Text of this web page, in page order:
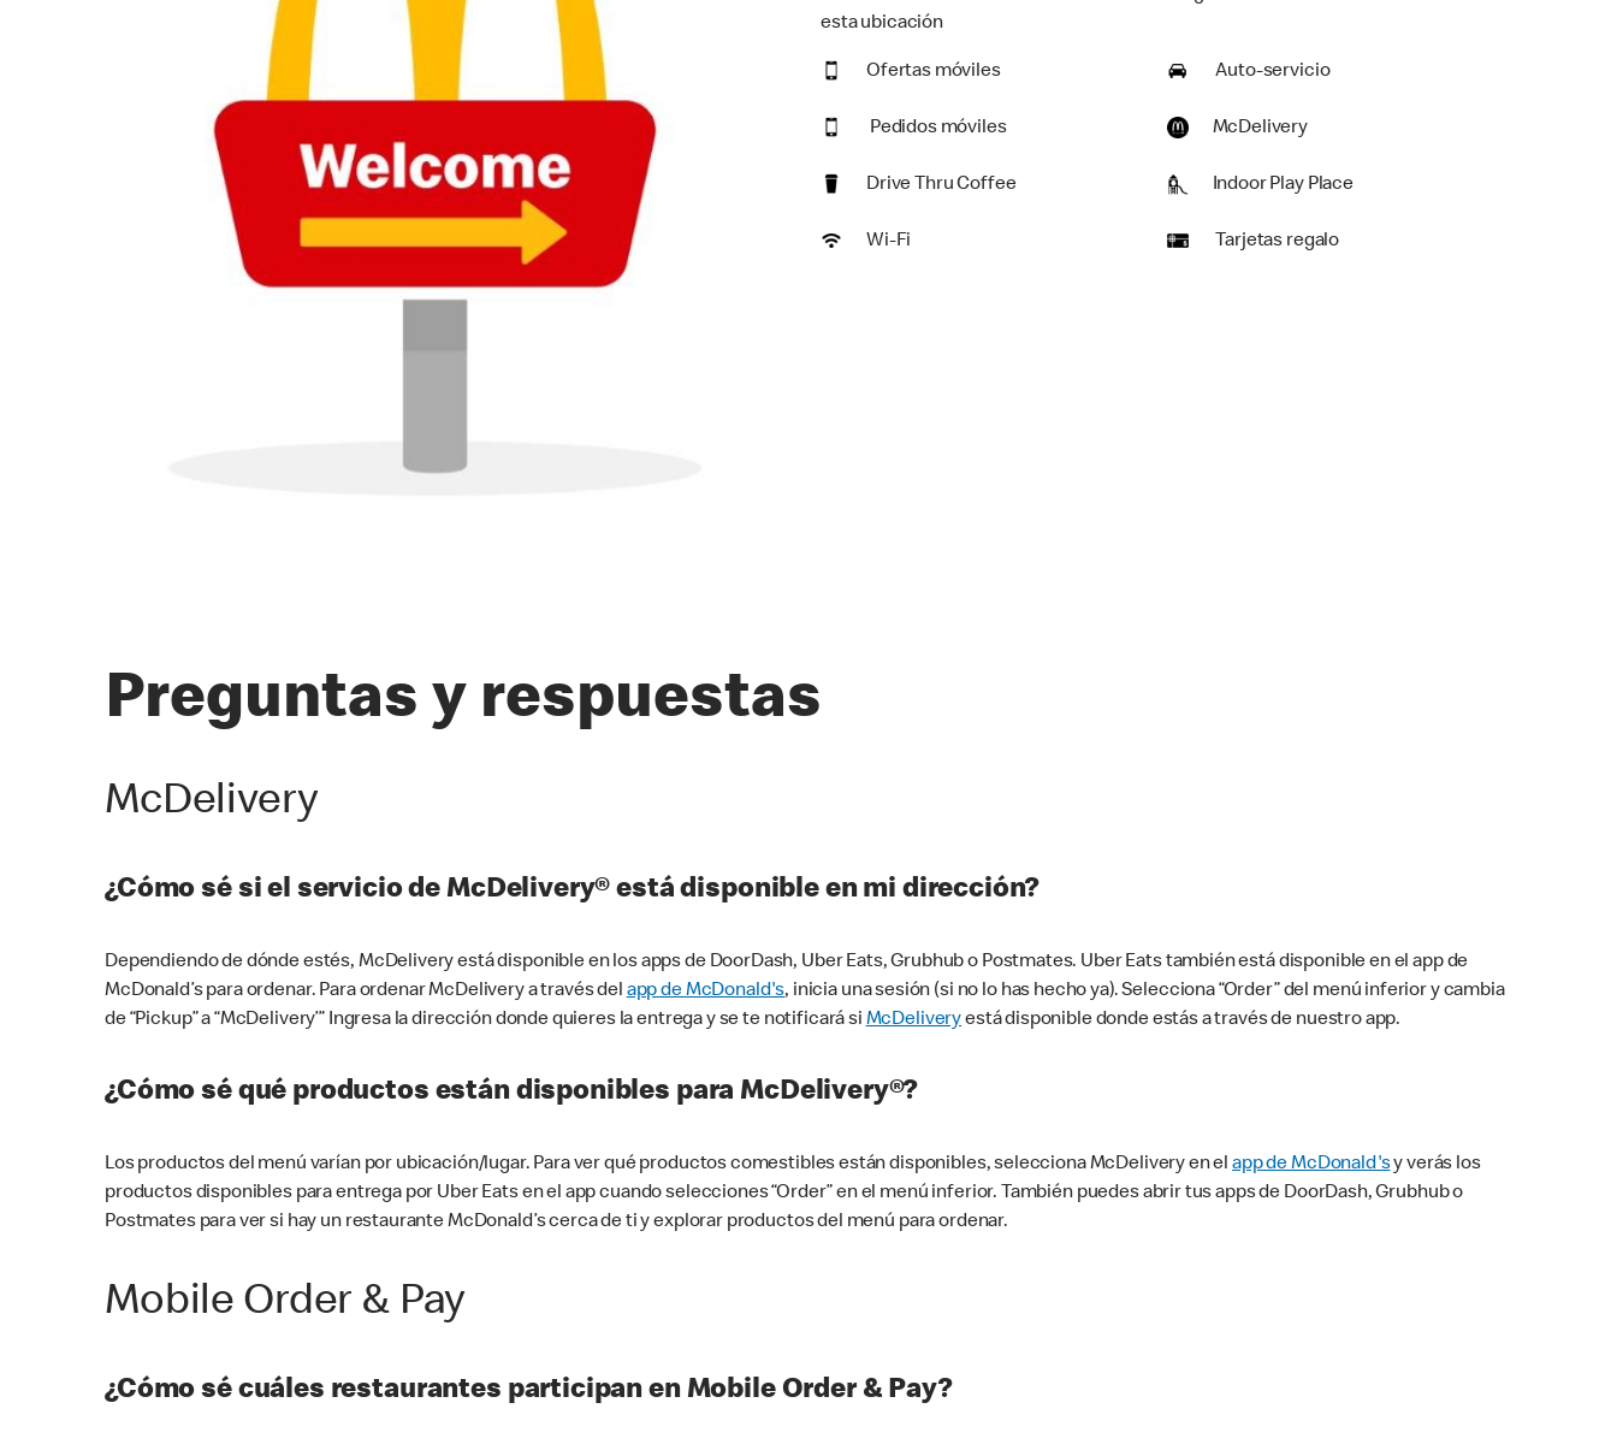
esta ubicación
Ofertas móviles Auto-servicio
Pedidos móviles McDelivery
Drive Thru Coffee Indoor Play Place
Wi-Fi Tarjetas regalo
Preguntas y respuestas
McDelivery
¿Cómo sé si el servicio de McDelivery® está disponible en mi dirección?
Dependiendo de dónde estés, McDelivery está disponible en los apps de DoorDash, Uber Eats, Grubhub o Postmates. Uber Eats también está disponible en el app de
McDonald’s para ordenar. Para ordenar McDelivery a través del app de McDonald's, inicia una sesión (si no lo has hecho ya). Selecciona “Order” del menú inferior y cambia
de “Pickup” a “McDelivery’” Ingresa la dirección donde quieres la entrega y se te notificará si McDeliveryestá disponible donde estás a través de nuestro app.
¿Cómo sé qué productos están disponibles para McDelivery®?
Los productos del menú varían por ubicación/lugar. Para ver qué productos comestibles están disponibles, selecciona McDelivery en elapp de McDonald'sy verás los
productos disponibles para entrega por Uber Eats en el app cuando selecciones “Order” en el menú inferior. También puedes abrir tus apps de DoorDash, Grubhub o
Postmates para ver si hay un restaurante McDonald’s cerca de ti y explorar productos del menú para ordenar.
Mobile Order & Pay
¿Cómo sé cuáles restaurantes participan en Mobile Order & Pay?